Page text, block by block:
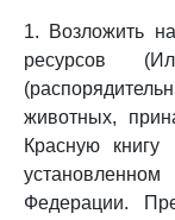
1. Возложить
ресурсов
животных,
Красную книгу
Федерации.